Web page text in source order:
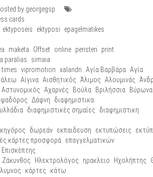
by georgegsp
cards
ektyposeis ektyposi
epagelmatikes
maketa Offset online peristeri
print
paralias
simaia
times vipromotion xalandri Αγία Βαρβάρα Αγία
Αίγινα Αισθητικός Άλιμος Αλουμινάς
Αστυνομικός Αχαρνές Βούλα Βριλήσσια
Δάφνη
διαφημιστικα
διαφημιστικές σημαίες
διαφημιστικη
δωρεάν εκπαιδευση εκτυπώσεις
κάρτες προσφορά
επαγγελματικών
Επισκέπτης
Ζάκυνθος Ηλεκτρολόγος ηρακλειο Ηχολήπτης
κάρτες
κάτω